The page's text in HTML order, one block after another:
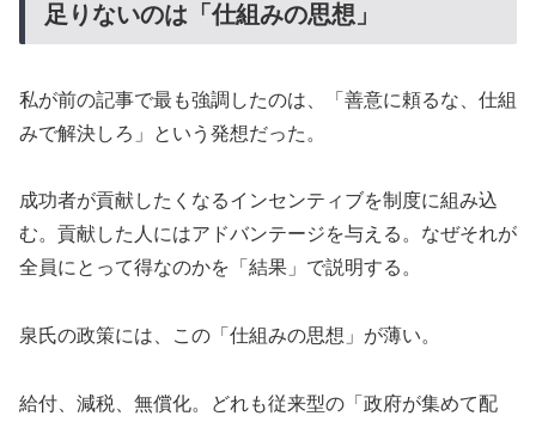
足りないのは「仕組みの思想」
私が前の記事で最も強調したのは、「善意に頼るな、仕組
みで解決しろ」という発想だった。
成功者が貢献したくなるインセンティブを制度に組み込
む。貢献した人にはアドバンテージを与える。なぜそれが
全員にとって得なのかを「結果」で説明する。
泉氏の政策には、この「仕組みの思想」が薄い。
給付、減税、無償化。どれも従来型の「政府が集めて配